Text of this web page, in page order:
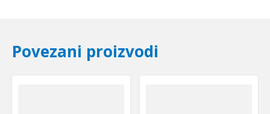
Povezani proizvodi